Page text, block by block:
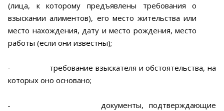
(лица, к которому предъявлены требования о
взыскании алиментов), его место жительства или
место нахождения, дату и место рождения, место
работы (если они известны);
-
требование взыскателя и обстоятельства, на
которых оно основано;
-
документы, подтверждающие